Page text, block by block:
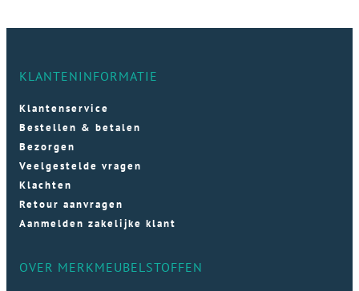
KLANTENINFORMATIE
Klantenservice
Bestellen & betalen
Bezorgen
Veelgestelde vragen
Klachten
Retour aanvragen
Aanmelden zakelijke klant
OVER MERKMEUBELSTOFFEN